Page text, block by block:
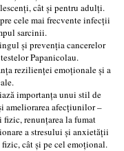
cât și pentru adulți.
cele mai frecvente infecții
sarcinii.
și prevenția cancerelor
Papanicolau.
rezilienței emoționale și a
importanța unui stil de
ameliorarea afecțiunilor –
renunțarea la fumat
a stresului și anxietății
cât și pe cel emoțional.